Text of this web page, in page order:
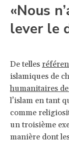
«Nous
lever le
De telles
islamiques de
humanitaires
l’islam en tant
comme
un troisième
manière dont